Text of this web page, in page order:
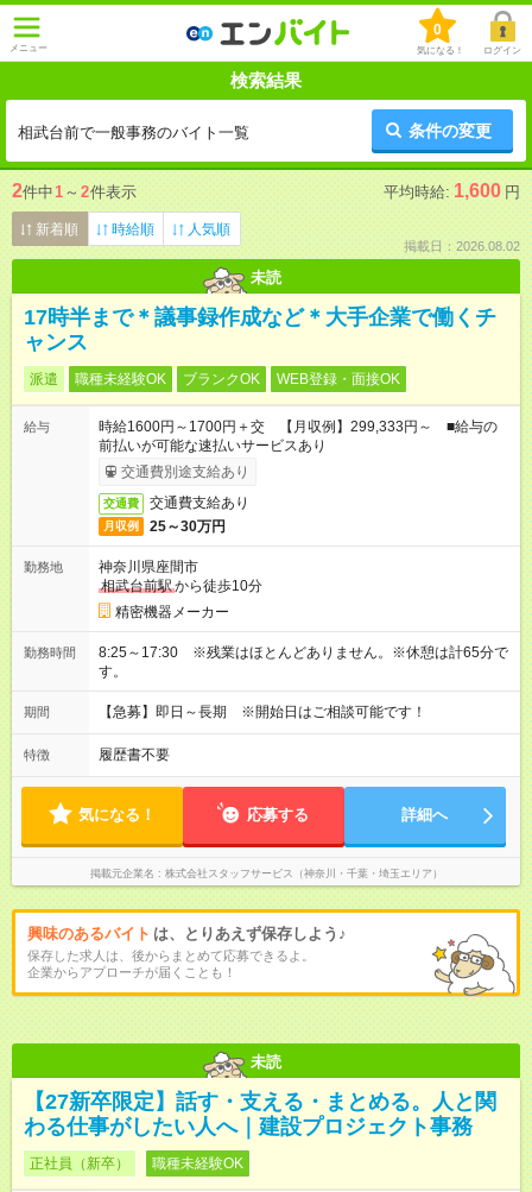
メニュー
0
気になる！ ログイン
検索結果
相武台前で一般事務のバイト一覧 条件の変更
2件中1 ～ 2件表示 平均時給: 1,600 円
新着順 時給順 人気順
掲載日：2026.08.02
未読
17時半まで＊議事録作成など＊大手企業で働くチ
ャンス
派遣 職種未経験OK ブランクOK WEB登録・面接OK
給与
時給1600円～1700円＋交 【月収例】299,333円～ ■給与の
前払いが可能な速払いサービスあり
交通費別途支給あり
交通費 交通費支給あり
月収例 25～30万円
勤務地
神奈川県座間市
相武台前駅から徒歩10分
精密機器メーカー
勤務時間
8:25～17:30 ※残業はほとんどありません。※休憩は計65分で
す。
期間 【急募】即日～長期 ※開始日はご相談可能です！
特徴 履歴書不要
気になる！ 応募する 詳細へ
掲載元企業名 株式会社スタッフサービス（神奈川・千葉・埼玉エリア）
興味のあるバイト は、とりあえず保存しよう♪
保存した求人は、後からまとめて応募できるよ。
企業からアプローチが届くことも！
未読
【27新卒限定】話す・支える・まとめる。人と関
わる仕事がしたい人へ｜建設プロジェクト事務
正社員（新卒） 職種未経験OK